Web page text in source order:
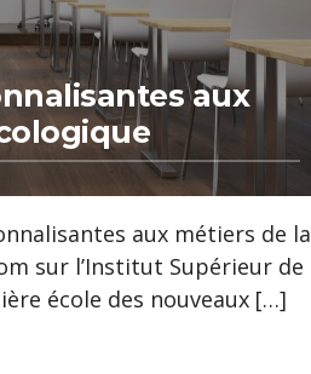
aux
aux métiers de la
sur l’Institut Supérieur de
école des nouveaux […]